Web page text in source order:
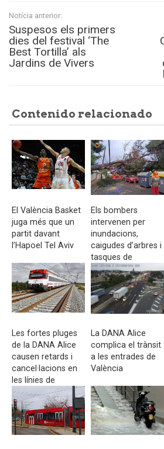
Notícia anterior:
Suspesos els primers
dies del festival ‘The
Best Tortilla’ als
Jardins de Vivers
Contenido relacionado
El València Basket
juga més que un
partit davant
l’Hapoel Tel Aviv
Els bombers
intervenen per
inundacions,
caigudes d’arbres i
tasques de
seguretat durant la
DANA Alice
Les fortes pluges
de la DANA Alice
causen retards i
cancel·lacions en
les línies de
Rodalia C1, C2 i C3
La DANA Alice
complica el trànsit
a les entrades de
València